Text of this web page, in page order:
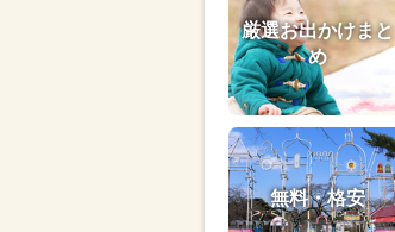
厳選お出かけまと
め
無料・格安